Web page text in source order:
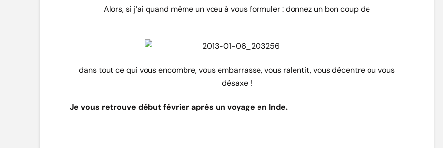
Alors, si j’ai quand même un vœu à vous formuler : donnez un bon coup de
dans tout ce qui vous encombre, vous embarrasse, vous ralentit, vous décentre ou vous
désaxe !
Je vous retrouve début février après un voyage en Inde.